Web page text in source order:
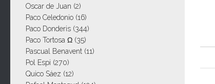
Oscar de Juan (2)
Paco Celedonio (16)
Paco Donderis (344)
Paco Tortosa Ω (35)
Pascual Benavent (11)
Pol Espi (270)
Quico Sáez (12)